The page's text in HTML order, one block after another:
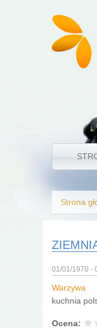
Jesteś
Strona
01/01/1970 -
Warzywa
kuchnia
Ocena: